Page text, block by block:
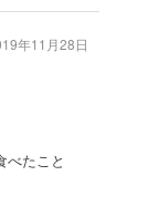
べたこと
年11月28日